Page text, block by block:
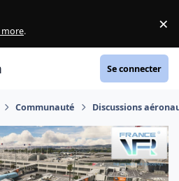
more. ×
Se connecter
Communauté Discussions